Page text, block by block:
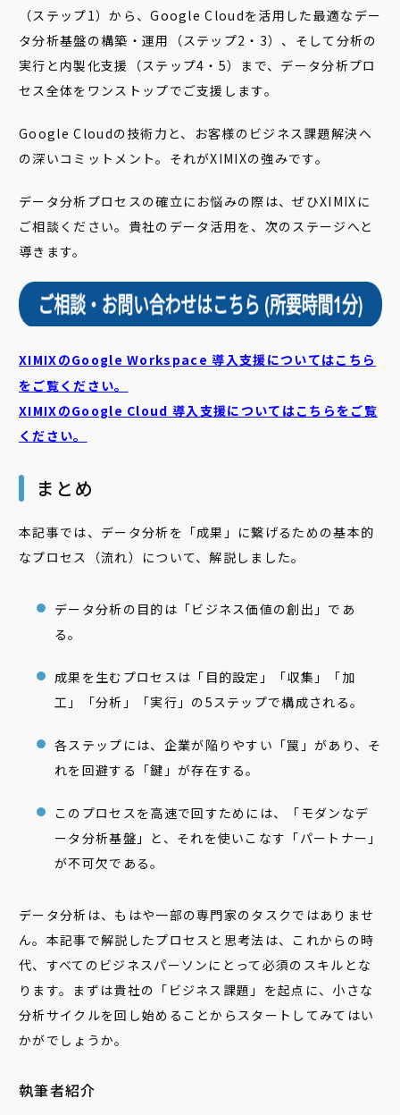
（ステップ1）から、Google Cloudを活用した最適なデー
タ分析基盤の構築・運用（ステップ2・3）、そして分析の
実行と内製化支援（ステップ4・5）まで、データ分析プロ
セス全体をワンストップでご支援します。
Google Cloudの技術力と、お客様のビジネス課題解決へ
の深いコミットメント。それがXIMIXの強みです。
データ分析プロセスの確立にお悩みの際は、ぜひXIMIXに
ご相談ください。貴社のデータ活用を、次のステージへと
導きます。
XIMIXのGoogle Workspace 導入支援についてはこちら
をご覧ください。
XIMIXのGoogle Cloud 導入支援についてはこちらをご覧
ください。
まとめ
本記事では、データ分析を「成果」に繋げるための基本的
なプロセス（流れ）について、解説しました。
データ分析の目的は「ビジネス価値の創出」であ
る。
成果を生むプロセスは「目的設定」「収集」「加
工」「分析」「実行」の5ステップで構成される。
各ステップには、企業が陥りやすい「罠」があり、そ
れを回避する「鍵」が存在する。
このプロセスを高速で回すためには、「モダンなデ
ータ分析基盤」と、それを使いこなす「パートナー」
が不可欠である。
データ分析は、もはや一部の専門家のタスクではありませ
ん。本記事で解説したプロセスと思考法は、これからの時
代、すべてのビジネスパーソンにとって必須のスキルとな
ります。まずは貴社の「ビジネス課題」を起点に、小さな
分析サイクルを回し始めることからスタートしてみてはい
かがでしょうか。
執筆者紹介